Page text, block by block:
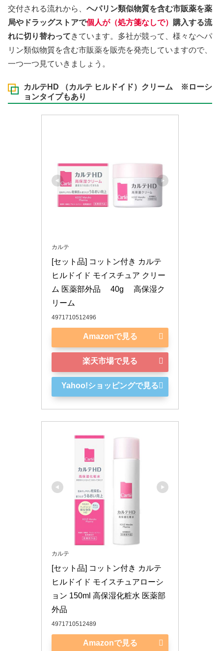
交付される流れから、 ヘパリン類似物質を含む市販薬を薬
局やドラッグストアで個人が（処方箋なしで） 購入する流
れに切り替わってきています。多社が競って、様々なヘパ
リン類似物質を含む市販薬を販売を発売していますので、
一つ一つ見ていきましょう。
カルテHD （カルテ ヒルドイド）クリーム ※ローシ
ョンタイプもあり
カルテ
[セット品] コットン付き カルテ
ヒルドイド モイスチュア クリー
ム 医薬部外品 　40g 　高保湿ク
リーム
4971710512496
Amazonで見る
楽天市場で見る
Yahoo!ショッピングで見る
カルテ
[セット品] コットン付き カルテ
ヒルドイド モイスチュアローシ
ョン 150ml 高保湿化粧水 医薬部
外品
4971710512489
Amazonで見る